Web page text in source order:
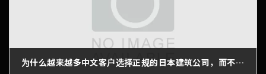
为什么越来越多中文客户选择正规的日本建筑公司，而不是只找会说中文的施工团队？